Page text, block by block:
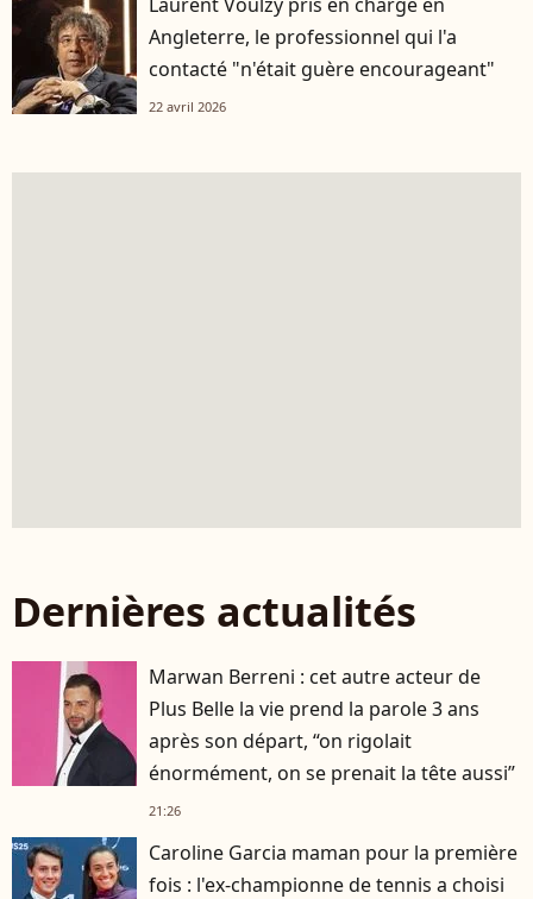
Angleterre, le professionnel qui l'a
contacté "n'était guère encourageant"
22 avril 2026
Dernières actualités
Marwan Berreni : cet autre acteur de
Plus Belle la vie prend la parole 3 ans
après son départ, “on rigolait
énormément, on se prenait la tête aussi”
21:26
Caroline Garcia maman pour la première
fois : l'ex-championne de tennis a choisi